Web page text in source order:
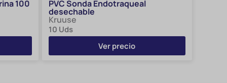
100 PVC Sonda Endotraqueal
desechable
Kruuse
10 Uds
Ver precio